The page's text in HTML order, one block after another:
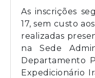
As inscrições
17, sem custo
realizadas
na Sede
Departamento
Expedicionário